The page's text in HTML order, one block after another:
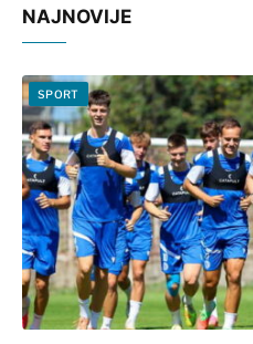
NAJNOVIJE
SPORT